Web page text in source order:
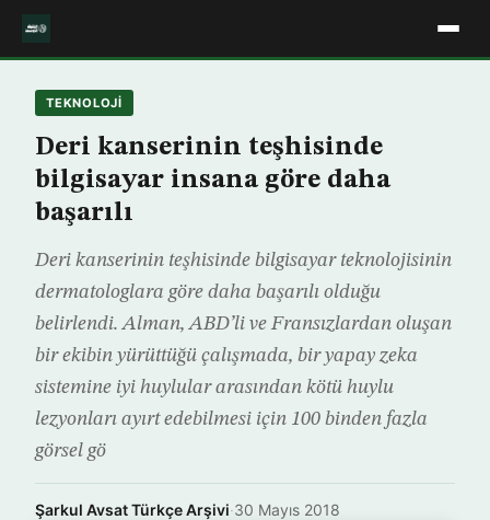
TEKNOLOJİ
Deri kanserinin teşhisinde
bilgisayar insana göre daha
başarılı
Deri kanserinin teşhisinde bilgisayar teknolojisinin
dermatologlara göre daha başarılı olduğu
belirlendi. Alman, ABD’li ve Fransızlardan oluşan
bir ekibin yürüttüğü çalışmada, bir yapay zeka
sistemine iyi huylular arasından kötü huylu
lezyonları ayırt edebilmesi için 100 binden fazla
görsel gö
Şarkul Avsat Türkçe Arşivi·30 Mayıs 2018